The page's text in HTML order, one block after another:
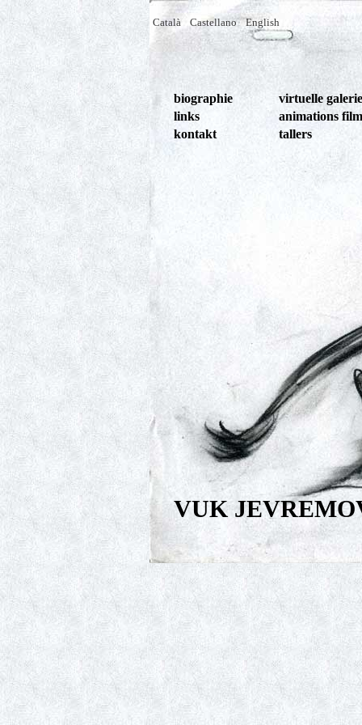
Català Castellano English
biographie
links
kontakt
virtuelle galerie
animations
tallers
VUK